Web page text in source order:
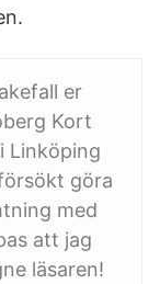
er
Kort
Linköping
göra
med
att jag
läsaren!